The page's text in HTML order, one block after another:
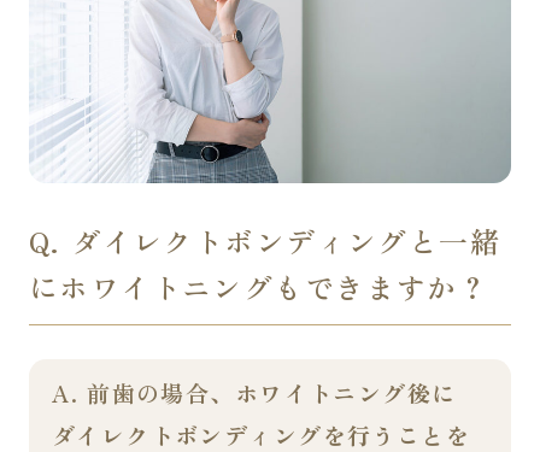
Q. ダイレクトボンディングと一緒
にホワイトニングもできますか？
A. 前歯の場合、 ホワイトニング後に
ダイレクトボンディングを行うことを